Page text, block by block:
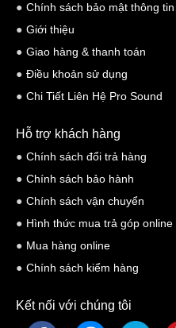
Chính sách bảo mật thông tin
Giới thiệu
Giao hàng & thanh toán
Điều khoản sử dụng
Chi Tiết Liên Hệ Pro Sound
Hỗ trợ khách hàng
Chính sách đổi trả hàng
Chính sách bảo hành
Chính sách vận chuyển
Hình thức mua trả góp online
Mua hàng online
Chính sách kiểm hàng
Kết nối với chúng tôi